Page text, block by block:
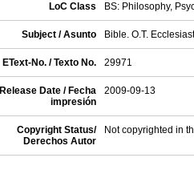
LoC Class BS: Philosophy,
Subject / Asunto Bible. O.T.
EText-No. / Texto No. 29971
Release Date / Fecha
impresión
2009-09-13
Copyright Status/
Derechos Autor
Not copyrighted in